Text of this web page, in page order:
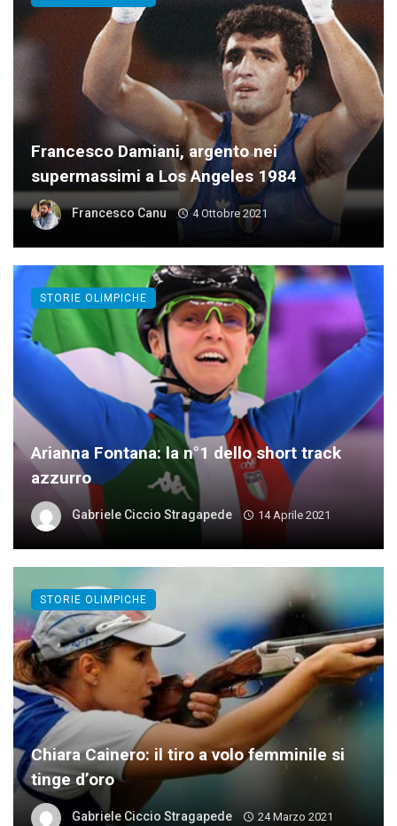
Francesco Damiani, argento nei
supermassimi a Los Angeles 1984
Francesco Canu 4 Ottobre 2021
Arianna Fontana: la n°1 dello short track
azzurro
Gabriele Ciccio Stragapede 14 Aprile 2021
STORIE OLIMPICHE
Chiara Cainero: il tiro a volo femminile si
tinge d’oro
Gabriele Ciccio Stragapede 24 Marzo 2021
STORIE OLIMPICHE